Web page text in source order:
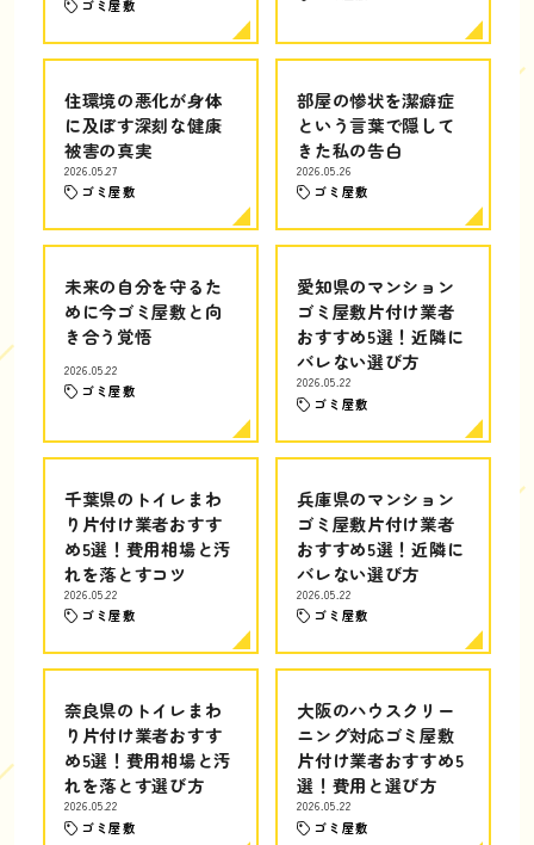
ゴミ屋敷
住環境の悪化が身体
に及ぼす深刻な健康
被害の真実
2026.05.27
ゴミ屋敷
部屋の惨状を潔癖症
という言葉で隠して
きた私の告白
2026.05.26
ゴミ屋敷
未来の自分を守るた
めに今ゴミ屋敷と向
き合う覚悟
2026.05.22
ゴミ屋敷
愛知県のマンション
ゴミ屋敷片付け業者
おすすめ5選！近隣に
バレない選び方
2026.05.22
ゴミ屋敷
千葉県のトイレまわ
り片付け業者おすす
め5選！費用相場と汚
れを落とすコツ
2026.05.22
ゴミ屋敷
兵庫県のマンション
ゴミ屋敷片付け業者
おすすめ5選！近隣に
バレない選び方
2026.05.22
ゴミ屋敷
奈良県のトイレまわ
り片付け業者おすす
め5選！費用相場と汚
れを落とす選び方
2026.05.22
ゴミ屋敷
大阪のハウスクリー
ニング対応ゴミ屋敷
片付け業者おすすめ5
選！費用と選び方
2026.05.22
ゴミ屋敷